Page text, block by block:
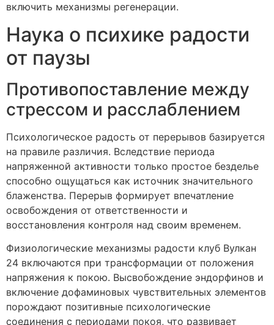
включить механизмы регенерации.
Наука о психике радости
от паузы
Противопоставление между
стрессом и расслаблением
Психологическое радость от перерывов базируется
на правиле различия. Вследствие периода
напряженной активности только простое безделье
способно ощущаться как источник значительного
блаженства. Перерыв формирует впечатление
освобождения от ответственности и
восстановления контроля над своим временем.
Физиологические механизмы радости клуб Вулкан
24 включаются при трансформации от положения
напряжения к покою. Высвобождение эндорфинов и
включение дофаминовых чувствительных элементов
порождают позитивные психологические
соединения с периодами покоя, что развивает